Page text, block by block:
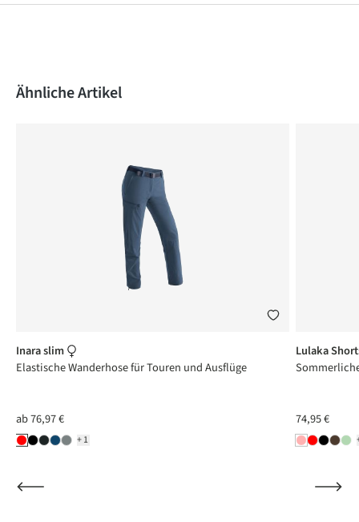
Produktgalerie überspringen
Ähnliche Artikel
+1
Inara slim
Elastische Wanderhose für Touren und Ausflüge
ab76,97 €
Lulaka
74,95 €